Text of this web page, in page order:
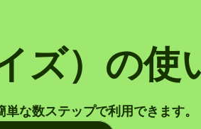
ズ）の使
な数ステップで利用できます。